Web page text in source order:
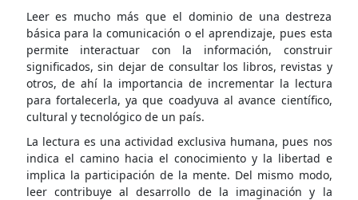
Leer es mucho más que el dominio de una destreza
básica para la comunicación o el aprendizaje, pues esta
permite interactuar con la información, construir
significados, sin dejar de consultar los libros, revistas y
otros, de ahí la importancia de incrementar la lectura
para fortalecerla, ya que coadyuva al avance científico,
cultural y tecnológico de un país.
La lectura es una actividad exclusiva humana, pues nos
indica el camino hacia el conocimiento y la libertad e
implica la participación de la mente. Del mismo modo,
leer contribuye al desarrollo de la imaginación y la